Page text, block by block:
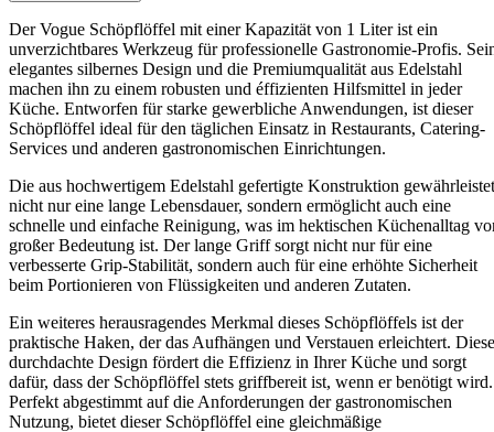
Der Vogue Schöpflöffel mit einer Kapazität von 1 Liter ist ein
unverzichtbares Werkzeug für professionelle Gastronomie-Profis.
elegantes silbernes Design und die Premiumqualität aus Edelstahl
machen ihn zu einem robusten und éffizienten Hilfsmittel in jeder
Küche. Entworfen für starke gewerbliche Anwendungen, ist dieser
Schöpflöffel ideal für den täglichen Einsatz in Restaurants, Catering-
Services und anderen gastronomischen Einrichtungen.
Die aus hochwertigem Edelstahl gefertigte Konstruktion gewährleistet
nicht nur eine lange Lebensdauer, sondern ermöglicht auch eine
schnelle und einfache Reinigung, was im hektischen Küchenalltag
großer Bedeutung ist. Der lange Griff sorgt nicht nur für eine
verbesserte Grip-Stabilität, sondern auch für eine erhöhte Sicherheit
beim Portionieren von Flüssigkeiten und anderen Zutaten.
Ein weiteres herausragendes Merkmal dieses Schöpflöffels ist der
praktische Haken, der das Aufhängen und Verstauen erleichtert.
durchdachte Design fördert die Effizienz in Ihrer Küche und sorgt
dafür, dass der Schöpflöffel stets griffbereit ist, wenn er benötigt wird.
Perfekt abgestimmt auf die Anforderungen der gastronomischen
Nutzung, bietet dieser Schöpflöffel eine gleichmäßige